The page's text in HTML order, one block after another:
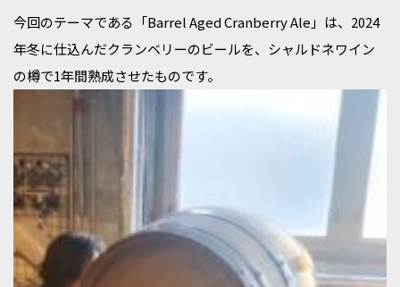
今回のテーマである「Barrel Aged Cranberry Ale」は、2024
年冬に仕込んだクランベリーのビールを、シャルドネワイン
の樽で1年間熟成させたものです。